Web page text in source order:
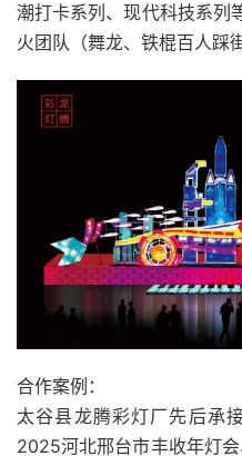
潮打卡系列、现代科技系列
火团队（舞龙、铁棍百人踩
合作案例：
太谷县龙腾彩灯厂先后承
2025河北邢台市丰收年灯